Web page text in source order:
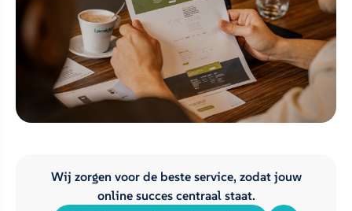
Wij zorgen voor de beste service, zodat jouw
online succes centraal staat.